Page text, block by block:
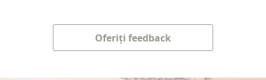
Oferiți feedback